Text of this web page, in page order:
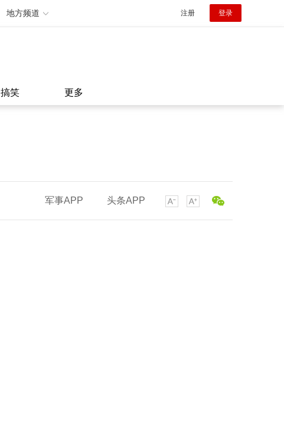
地方频道 注册 登录
搞笑 更多
军事APP 头条APP